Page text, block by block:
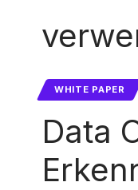
WHITE PAPER
Data